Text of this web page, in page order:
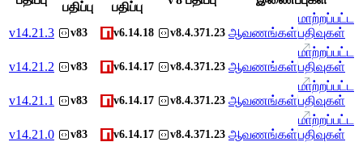
பதிப்பு
பதிப்பு
v14.21.3 v83 v6.14.18 v8.4.371.23 ஆவணங்கள்
மாற்றப்பட்ட
பதிவுகள்
v14.21.2 v83 v6.14.17 v8.4.371.23 ஆவணங்கள்
மாற்றப்பட்ட
பதிவுகள்
v14.21.1 v83 v6.14.17 v8.4.371.23 ஆவணங்கள்
மாற்றப்பட்ட
பதிவுகள்
v14.21.0 v83 v6.14.17 v8.4.371.23 ஆவணங்கள்
மாற்றப்பட்ட
பதிவுகள்